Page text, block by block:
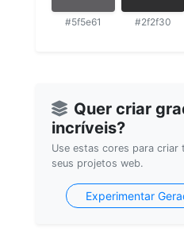
#5f5e61 #2f2f30
Quer criar
incríveis?
Use estas cores para criar
seus projetos web.
Experimentar